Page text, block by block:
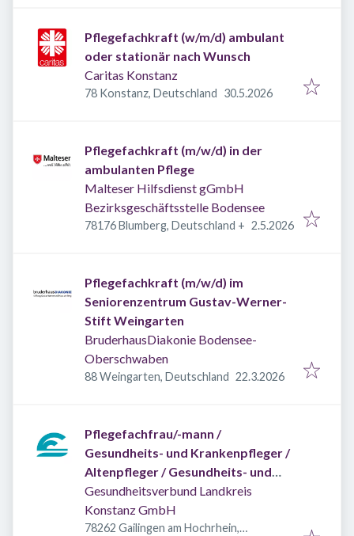
Pflegefachkraft (w/m/d) ambulant
oder stationär nach Wunsch
Caritas Konstanz
78 Konstanz, Deutschland Veröffentlicht
30.5.2026
Pflegefachkraft (m/w/d) in der
ambulanten Pflege
Malteser Hilfsdienst gGmbH
Bezirksgeschäftsstelle Bodensee
78176 Blumberg, Deutschland + Veröffentlicht
2.5.2026
Pflegefachkraft (m/w/d) im
Seniorenzentrum Gustav-Werner-
Stift Weingarten
BruderhausDiakonie Bodensee-
Oberschwaben
88 Weingarten, Deutschland Veröffentlicht:
22.3.2026
Pflegefachfrau/-mann /
Gesundheits- und Krankenpfleger /
Altenpfleger / Gesundheits- und
Kinderkrankenpfleger (m/w/d)
Gesundheitsverbund Landkreis
Konstanz GmbH
78262 Gailingen am Hochrhein,